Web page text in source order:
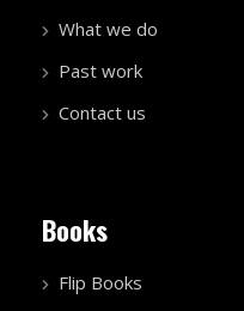
What we do
Past work
Contact us
Books
Flip Books